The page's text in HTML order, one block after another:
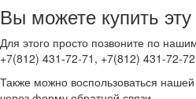
Вы можете купить
Для этого просто позвоните по
+7(812) 431-72-71, +7(812) 431-72-
Также можно воспользоваться